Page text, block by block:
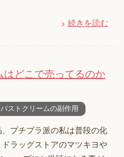
続きを読む
はどこで売ってるのか
ストクリームの副作用
プチプラ派の私は普段の化
ラッグストアのマツキヨや